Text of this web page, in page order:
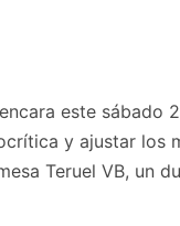
este
y ajustar los
Teruel VB, un